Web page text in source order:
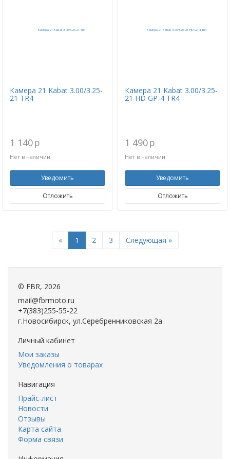
Камера 21 Kabat 3.00/3.25-
21 TR4
1 140p
Нет в наличии
Уведомить
Отложить
Камера 21 Kabat 3.00/3.25-
21 HD GP-4 TR4
1 490p
Нет в наличии
Уведомить
Отложить
«Previous
1 2 3 Следующая »Next
© FBR, 2026
mail@fbrmoto.ru
+7(383)255-55-22
г.Новосибирск, ул.Серебренниковская 2а
Личный кабинет
Мои заказы
Уведомления о товарах
Навигация
Прайс-лист
Новости
Отзывы
Карта сайта
Форма связи